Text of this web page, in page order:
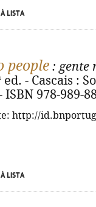
LISTA
people : gente
ed. - Cascais :
978-989-
http://
LISTA